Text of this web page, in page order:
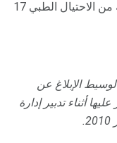
طبياً. وفقا للتقرير ، كان رصيد هذه النسخة من الاحتيال الطبي 17
الإبلاغ عن
أثناء تدبير إدارة